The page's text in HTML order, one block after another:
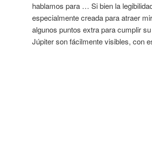
hablamos para … Si bien la
especialmente creada para atraer
algunos puntos extra para cumplir
Júpiter son fácilmente visibles, con